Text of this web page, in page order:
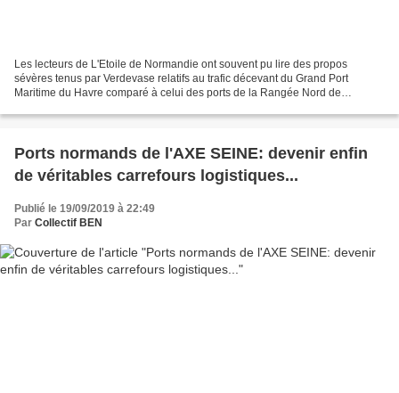
Les lecteurs de L'Etoile de Normandie ont souvent pu lire des propos
sévères tenus par Verdevase relatifs au trafic décevant du Grand Port
Maritime du Havre comparé à celui des ports de la Rangée Nord de
Ports normands de l'AXE SEINE: devenir enfin
de véritables carrefours logistiques...
Publié le 19/09/2019 à 22:49
Par Collectif BEN